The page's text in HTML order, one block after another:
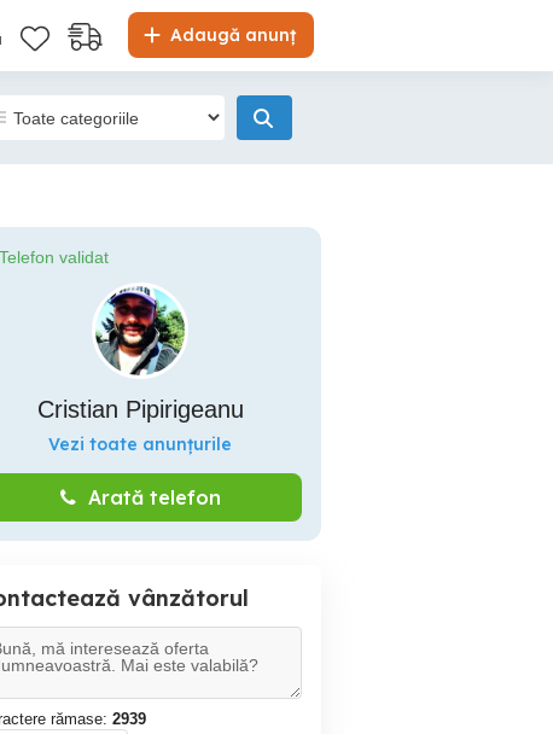
Adaugă anunț
Telefon validat
Cristian Pipirigeanu
Vezi toate anunțurile
Arată telefon
vânzătorul
rămase: 2939